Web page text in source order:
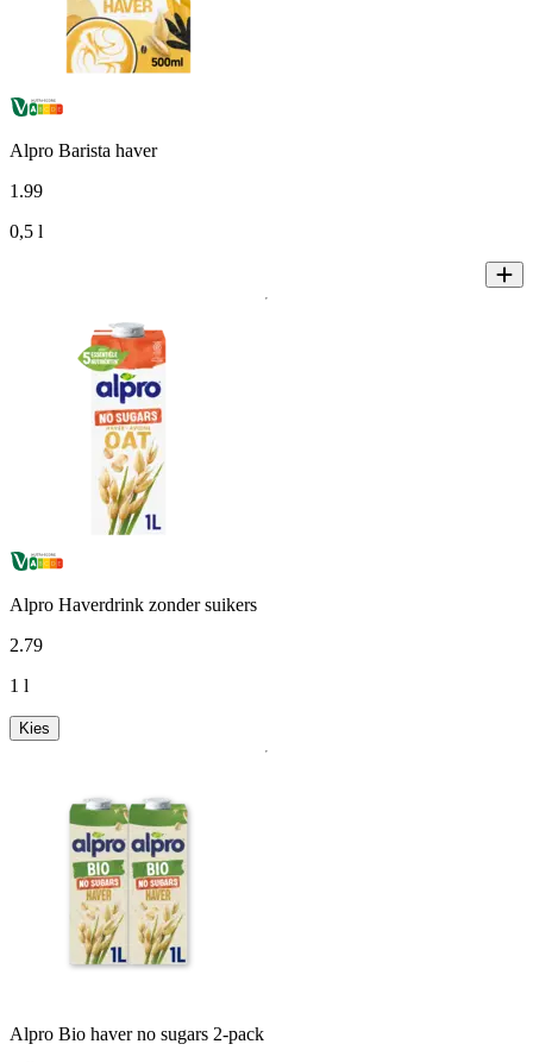
Alpro Barista haver
1 .99
0,5 l
Alpro Haverdrink zonder suikers
2.79
1 l
Kies
Alpro Bio haver no sugars 2-pack